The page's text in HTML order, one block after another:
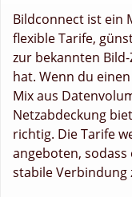
Bildconnect ist ein
flexible Tarife,
zur bekannten
hat. Wenn du
Mix aus
Netzabdeckung
richtig. Die Tarife
angeboten,
stabile Verbindung